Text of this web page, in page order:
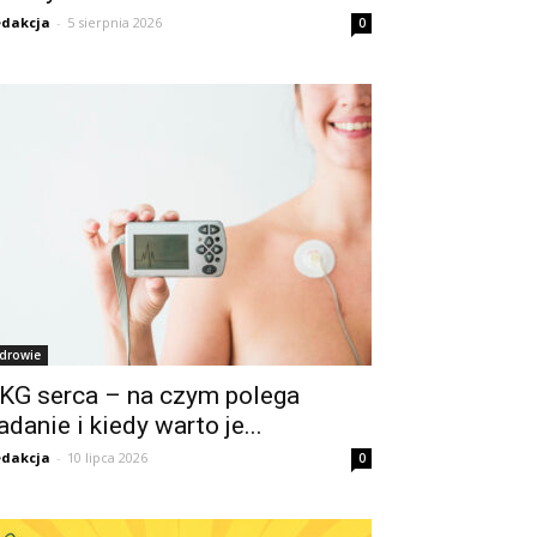
- 5 sierpnia 2026 0
serca – na czym polega
i kiedy warto je...
- 10 lipca 2026 0